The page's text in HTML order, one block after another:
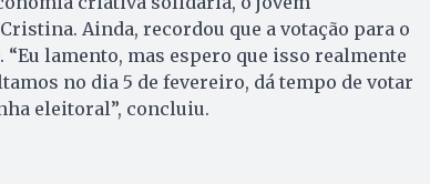
Ainda, recordou que a votação para o
lamento, mas espero que isso realmente
no dia 5 de fevereiro, dá tempo de votar
eleitoral”, concluiu.